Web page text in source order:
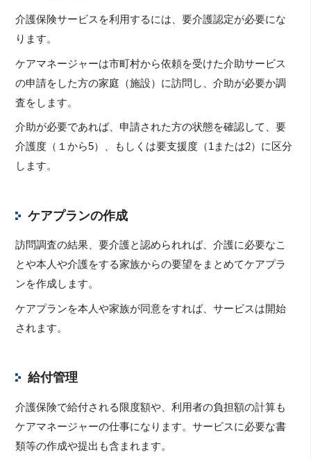
介護保険サービスを利用するには、要介護認定が必要にな
ります。
ケアマネージャーは市町村から依頼を受けた介助サービス
の申請をした方の家庭（施設）に訪問し、介助が必要か調
査をします。
介助が必要であれば、申請された方の状態を確認して、要
介護度（１から5）、もしくは要支援度（1または2）に区分
します。
ケアプランの作成
訪問調査の結果、要介護と認められれば、介護に必要なこ
とや本人や介護をする家族からの要望をまとめてケアプラ
ンを作成します。
ケアプランを本人や家族が同意をすれば、サービスは開始
されます。
給付管理
介護保険で給付される限度額や、利用者の負担額の計算も
ケアマネージャーの仕事になります。サービスに必要な書
類等の作成や提出も含まれます。